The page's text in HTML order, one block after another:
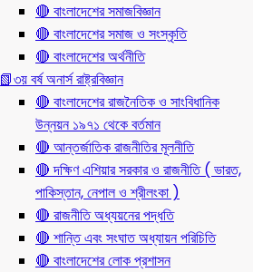
🔴 বাংলাদেশের সমাজবিজ্ঞান
🔴 বাংলাদেশের সমাজ ও সংস্কৃতি
🔴 বাংলাদেশের অর্থনীতি
📗৩য় বর্ষ অনার্স রাষ্ট্রবিজ্ঞান
🔴 বাংলাদেশের রাজনৈতিক ও সাংবিধানিক
উন্নয়ন ১৯৭১ থেকে বর্তমান
🔴 আন্তর্জাতিক রাজনীতির মূলনীতি
🔴 দক্ষিণ এশিয়ার সরকার ও রাজনীতি ( ভারত,
পাকিস্তান, নেপাল ও শ্রীলংকা )
🔴 রাজনীতি অধ্যয়নের পদ্ধতি
🔴 শান্তি এবং সংঘাত অধ্যায়ন পরিচিতি
🔴 বাংলাদেশের লোক প্রশাসন